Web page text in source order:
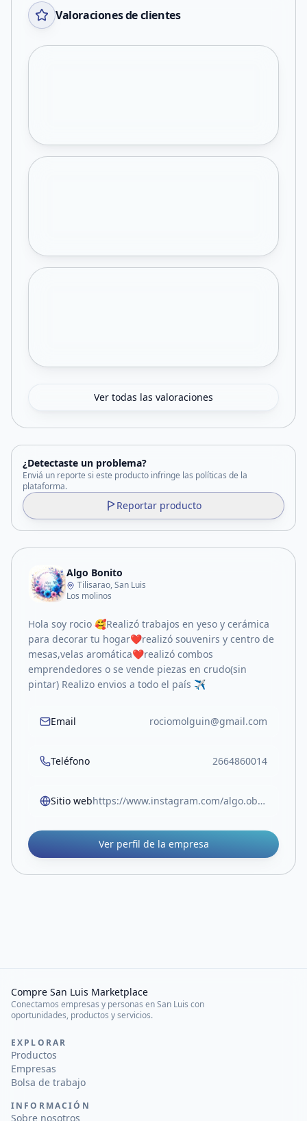
Valoraciones de clientes
Ver todas las valoraciones
¿Detectaste un problema?
Enviá un reporte si este producto infringe las políticas de la
plataforma.
Reportar producto
Algo Bonito
Tilisarao, San Luis
Los molinos
Hola soy rocio 🥰Realizó trabajos en yeso y cerámica
para decorar tu hogar❤️realizó souvenirs y centro de
mesas,velas aromática❤️realizó combos
emprendedores o se vende piezas en crudo(sin
pintar) Realizo envios a todo el país ✈️
Email rociomolguin@gmail.com
Teléfono 2664860014
Sitio web https://www.instagram.com/algo.obonit0?igsh=enplYXF3MzY5NW4x
Ver perfil de la empresa
Compre San Luis Marketplace
Conectamos empresas y personas en San Luis con
oportunidades, productos y servicios.
EXPLORAR
Productos
Empresas
Bolsa de trabajo
INFORMACIÓN
Sobre nosotros